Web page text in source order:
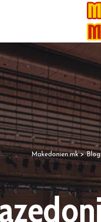
Makedonien.mk>Blog